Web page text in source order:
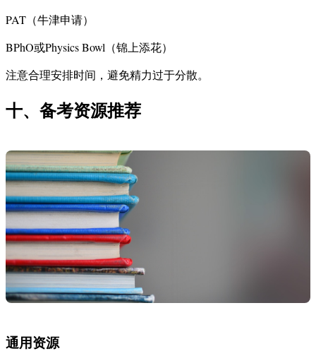
PAT（牛津申请）
BPhO或Physics Bowl（锦上添花）
注意合理安排时间，避免精力过于分散。
十、备考资源推荐
通用资源